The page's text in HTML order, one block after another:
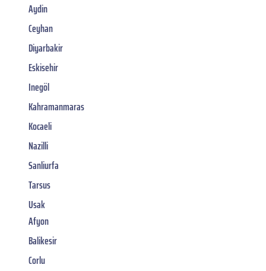
Aydin
Ceyhan
Diyarbakir
Eskisehir
Inegöl
Kahramanmaras
Kocaeli
Nazilli
Sanliurfa
Tarsus
Usak
Afyon
Balikesir
Corlu